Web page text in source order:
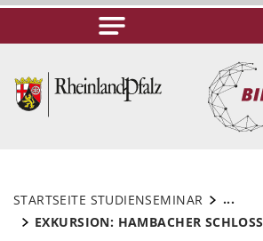
STARTSEITE STUDIENSEMINAR
...
EXKURSION: HAMBACHER SCHLOSS